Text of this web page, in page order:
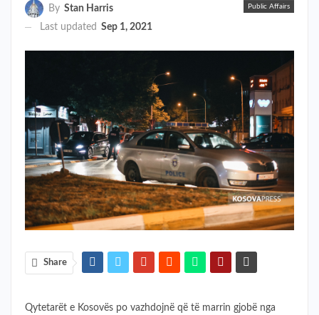
Public Affairs
By Stan Harris
Last updated Sep 1, 2021
Share
Qytetarët e Kosovës po vazhdojnë që të marrin gjobë nga